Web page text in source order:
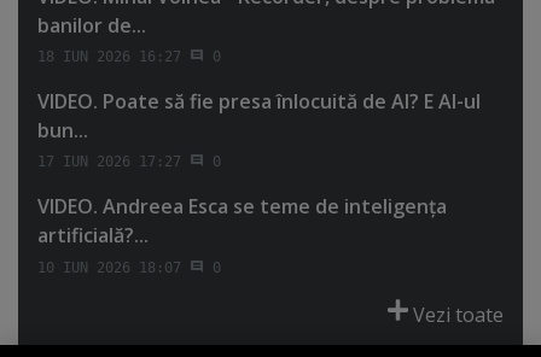
banilor de...
18 IUN 2026 16:27 0
VIDEO. Poate să fie presa înlocuită de AI? E AI-ul
bun...
17 IUN 2026 17:27 0
VIDEO. Andreea Esca se teme de inteligenţa
artificială?...
10 IUN 2026 18:07 0
Vezi toate